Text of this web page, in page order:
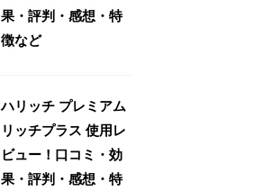
果・評判・感想・特
徴など
ハリッチ プレミアム
リッチプラス 使用レ
ビュー！口コミ・効
果・評判・感想・特